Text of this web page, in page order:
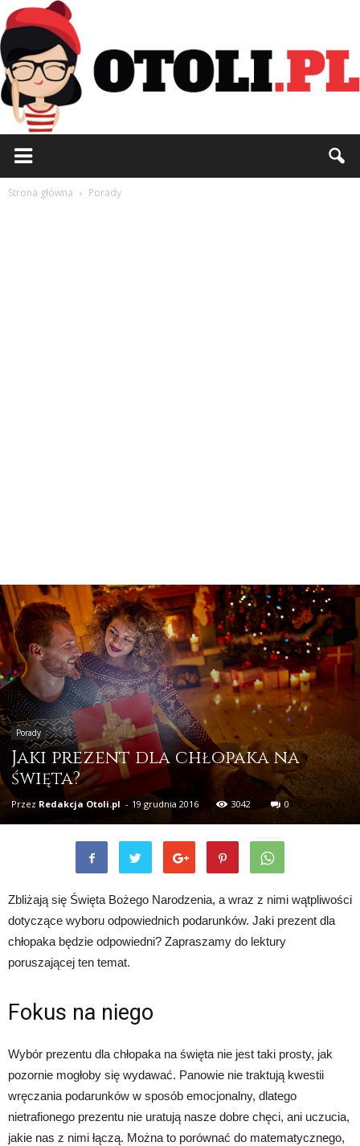
Strona główna Porady
Porady
Jaki prezent dla chłopaka na
święta?
Przez Redakcja Otoli.pl - 19 grudnia 2016 3042 0
Zbliżają się Święta Bożego Narodzenia, a wraz z nimi wątpliwości
dotyczące wyboru odpowiednich podarunków. Jaki prezent dla
chłopaka będzie odpowiedni? Zapraszamy do lektury
poruszającej ten temat.
Fokus na niego
Wybór prezentu dla chłopaka na święta nie jest taki prosty, jak
pozornie mogłoby się wydawać. Panowie nie traktują kwestii
wręczania podarunków w sposób emocjonalny, dlatego
nietrafionego prezentu nie uratują nasze dobre chęci, ani uczucia,
jakie nas z nimi łączą. Można to porównać do matematycznego,